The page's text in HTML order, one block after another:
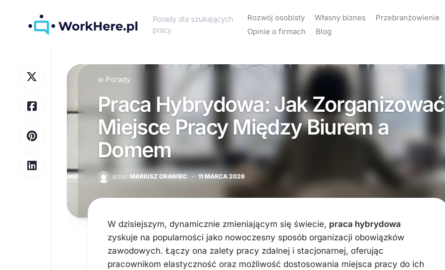
Porady dla szukających
pracy
Rozwój osobisty Własny biznes Przebranżowienie
Opinie o firmach
Blog
w Porady
Praca Hybrydowa: Jak Zorganizować
Miejsce Pracy Między Biurem a
Domem
przez MARIUSZ ORAWIEC · 11 MARCA 2026
W dzisiejszym, dynamicznie zmieniającym się świecie, praca hybrydowa
zyskuje na popularności jako nowoczesny sposób organizacji obowiązków
zawodowych. Łączy ona zalety pracy zdalnej i stacjonarnej, oferując
pracownikom elastyczność oraz możliwość dostosowania miejsca pracy do ich